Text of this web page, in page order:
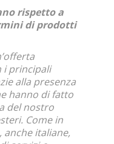
rispetto a
di prodotti
i principali
alla presenza
hanno di fatto
del nostro
Come in
italiane,